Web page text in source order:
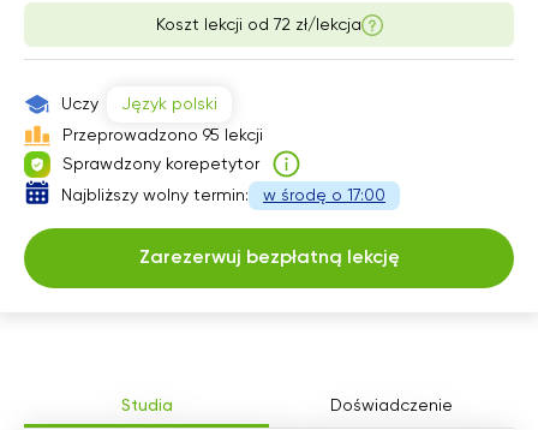
Studia Doświadczenie
Koszt lekcji od 72 zł/lekcja
Uczy
Język polski
Przeprowadzono 95 lekcji
Sprawdzony korepetytor
Najbliższy wolny termin:
w środę o 17:00
Zarezerwuj bezpłatną lekcję
18:00
18:30
20:00
21:00
18:30
21:00